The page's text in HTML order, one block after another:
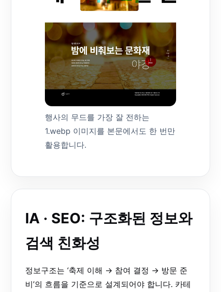
행사의 무드를 가장 잘 전하는
1.webp 이미지를 본문에서도 한 번만
활용합니다.
IA · SEO: 구조화된 정보와
검색 친화성
정보구조는 ‘축제 이해 → 참여 결정 → 방문 준
비’의 흐름을 기준으로 설계되어야 합니다. 카테